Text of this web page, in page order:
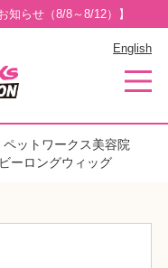
知らせ（8/8～8/12）】
English
ペットワークス美容院
ーロングウィッグ